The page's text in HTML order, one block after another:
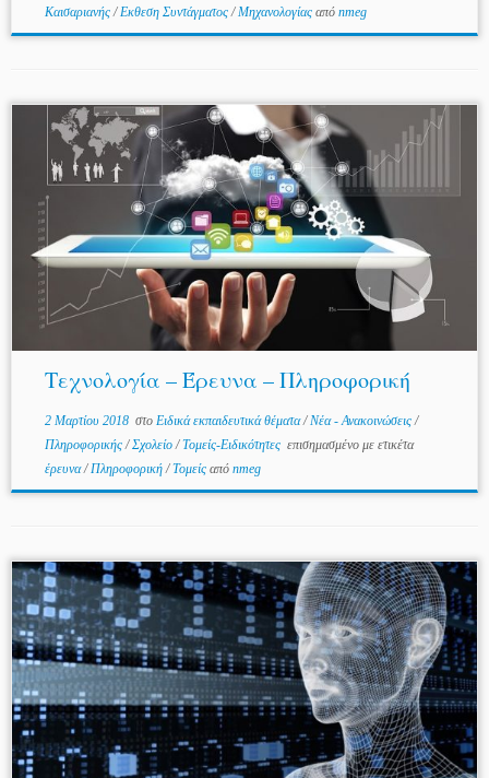
Καισαριανής/Εκθεση Συντάγματος/Μηχανολογίας από nmeg
Τεχνολογία – Έρευνα – Πληροφορική
2 Μαρτίου 2018στο Ειδικά εκπαιδευτικά θέματα/Νέα - Ανακοινώσεις/
Πληροφορικής/Σχολείο/Τομείς-Ειδικότητες επισημασμένο με ετικέτα
έρευνα/Πληροφορική/Τομείς από nmeg